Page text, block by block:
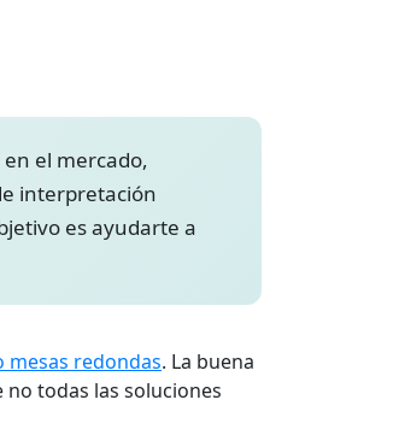
el mercado,
interpretación
es ayudarte a
mesas redondas. La buena
no todas las soluciones